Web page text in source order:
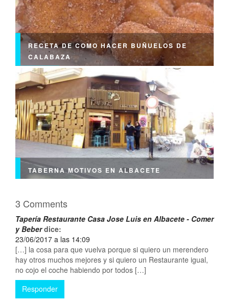
RECETA DE COMO HACER BUÑUELOS DE
CALABAZA
TABERNA MOTIVOS EN ALBACETE
3 Comments
Tapería Restaurante Casa Jose Luis en Albacete - Comer
y Beber dice:
23/06/2017 a las 14:09
[…] la cosa para que vuelva porque si quiero un merendero
hay otros muchos mejores y si quiero un Restaurante igual,
no cojo el coche habiendo por todos […]
Responder